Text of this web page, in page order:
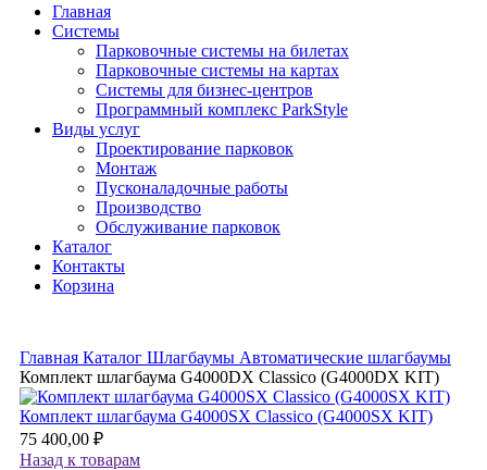
Главная
Системы
Парковочные системы на билетах
Парковочные системы на картах
Системы для бизнес-центров
Программный комплекс ParkStyle
Виды услуг
Проектирование парковок
Монтаж
Пусконаладочные работы
Производство
Обслуживание парковок
Каталог
Контакты
Корзина
Главная Каталог Шлагбаумы Автоматические шлагбаумы
Комплект шлагбаума G4000DX Classico (G4000DX KIT)
Комплект шлагбаума G4000SX Classico (G4000SX KIT)
75 400,00 ₽
Назад к товарам